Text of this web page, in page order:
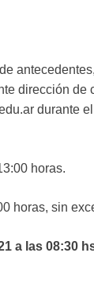
dirección de
durante
horas.
horas, sin
a las 08:30